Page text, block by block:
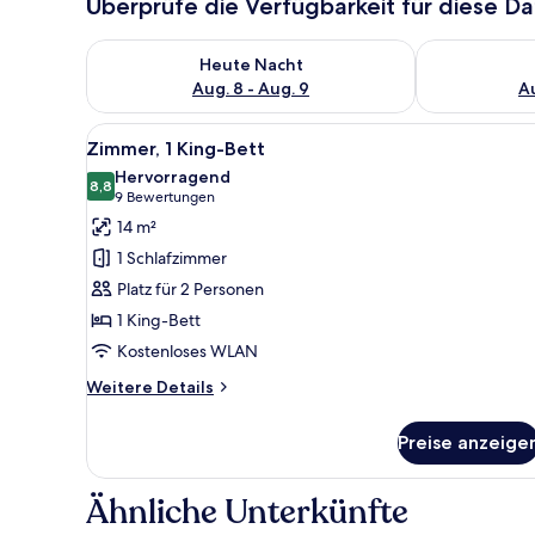
Heute Nacht
Aug. 8 - Aug. 9
Überprüfe die Verfügbarkeit für heute Nacht, Aug. 8
Überprüfe
Alle
Fotos
für
Zimmer,
1 King-
Bett
anzeigen
Ein Hotelzimmer mit einem
11
Zimmer, 1 King-Bett
8,88,8 von 10
Hervorragend
9 Bewertungen
(9
Bewertungen)
14 m²
1 Schlafzimmer
Platz für 2 Personen
1 King-Bett
Kostenloses WLAN
Weitere Details
Weitere
1 King-
Bett
Preise
Ähnliche Unterkünfte